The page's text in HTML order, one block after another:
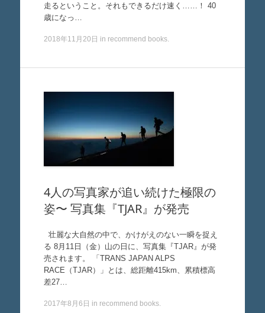
走るということ。それもできるだけ速く……！ 40
歳になっ…
2018年11月20日 in recommend books.
4人の写真家が追い続けた極限の
姿〜 写真集『TJAR』が発売
壮麗な大自然の中で、かけがえのない一瞬を捉え
る 8月11日（金）山の日に、写真集『TJAR』が発
売されます。 「TRANS JAPAN ALPS
RACE（TJAR）」とは、総距離415km、累積標高
差27…
2017年8月6日 in recommend books.